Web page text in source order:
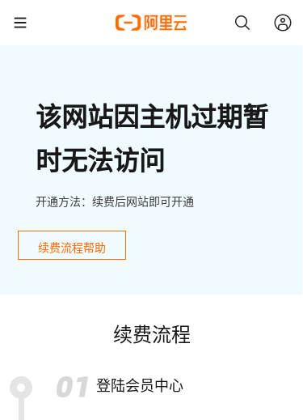
该网站因主机过期暂
时无法访问
开通方法：续费后网站即可开通
续费流程帮助
续费流程
登陆会员中心